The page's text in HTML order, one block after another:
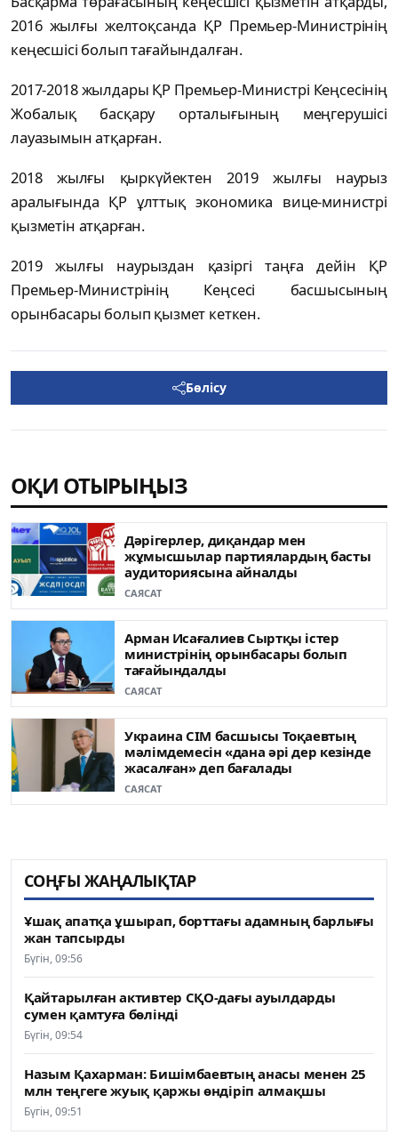
2016 жылғы желтоқсанда ҚР Премьер-Министрінің
кеңесшісі болып тағайындалған.
2017-2018 жылдары ҚР Премьер-Министрі Кеңсесінің
Жобалық басқару орталығының меңгерушісі
лауазымын атқарған.
2018 жылғы қыркүйектен 2019 жылғы наурыз
аралығында ҚР ұлттық экономика вице-министрі
қызметін атқарған.
2019 жылғы наурыздан қазіргі таңға дейін ҚР
Премьер-Министрінің Кеңсесі басшысының
орынбасары болып қызмет кеткен.
Бөлісу
ОҚИ ОТЫРЫҢЫЗ
Дәрігерлер, диқандар мен
жұмысшылар партиялардың басты
аудиториясына айналды
САЯСАТ
Арман Исағалиев Сыртқы істер
министрінің орынбасары болып
тағайындалды
САЯСАТ
Украина СІМ басшысы Тоқаевтың
мәлімдемесін «дана әрі дер кезінде
жасалған» деп бағалады
САЯСАТ
СОҢҒЫ ЖАҢАЛЫҚТАР
Ұшақ апатқа ұшырап, борттағы адамның барлығы
жан тапсырды
Бүгін, 09:56
Қайтарылған активтер СҚО-дағы ауылдарды
сумен қамтуға бөлінді
Бүгін, 09:54
Назым Қахарман: Бишімбаевтың анасы менен 25
млн теңгеге жуық қаржы өндіріп алмақшы
Бүгін, 09:51